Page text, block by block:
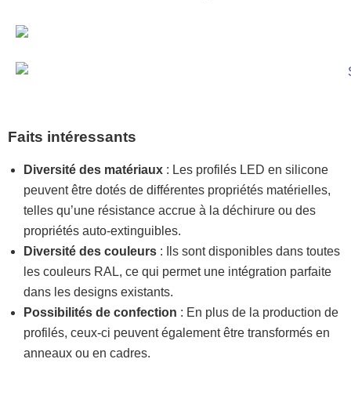
Faits intéressants
Diversité des matériaux : Les profilés LED en silicone
peuvent être dotés de différentes propriétés matérielles,
telles qu’une résistance accrue à la déchirure ou des
propriétés auto-extinguibles.
Diversité des couleurs : Ils sont disponibles dans toutes
les couleurs RAL, ce qui permet une intégration parfaite
dans les designs existants.
Possibilités de confection : En plus de la production de
profilés, ceux-ci peuvent également être transformés en
anneaux ou en cadres.